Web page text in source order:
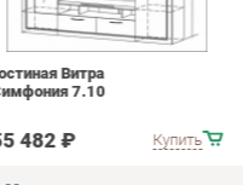
ГОРОДА
Весь мир